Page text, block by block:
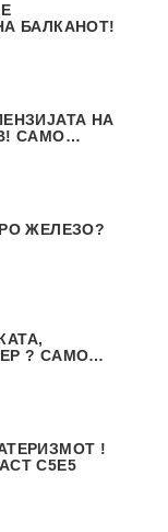
БАЛКАНОТ!
НА
САМО
ЖЕЛЕЗО?
? САМО
!
С5E5